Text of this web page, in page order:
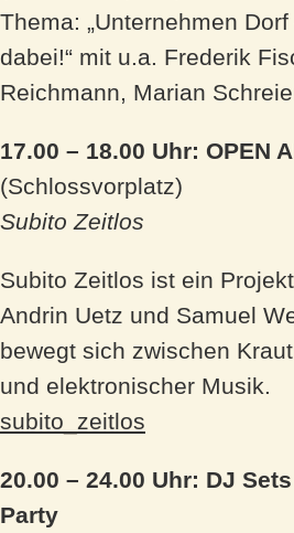
Thema: „Unternehmen
dabei!“ mit u.a. Frederik
Reichmann, Marian
17.00 – 18.00 Uhr: OPEN
(Schlossvorplatz)
Subito Zeitlos
Subito Zeitlos ist ein
Andrin Uetz und Samuel
bewegt sich zwischen
und elektronischer Musik.
subito_zeitlos
20.00 – 24.00 Uhr: DJ
Party